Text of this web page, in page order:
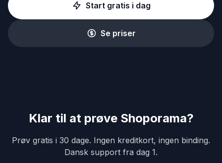
Start gratis i dag
Se priser
Klar til at prøve Shoporama?
Prøv gratis i 30 dage. Ingen kreditkort, ingen binding.
Dansk support fra dag 1.